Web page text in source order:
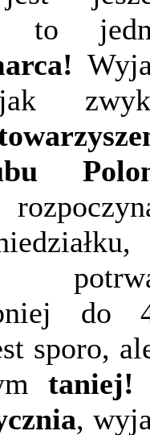
to
do
sporo,
taniej!
,